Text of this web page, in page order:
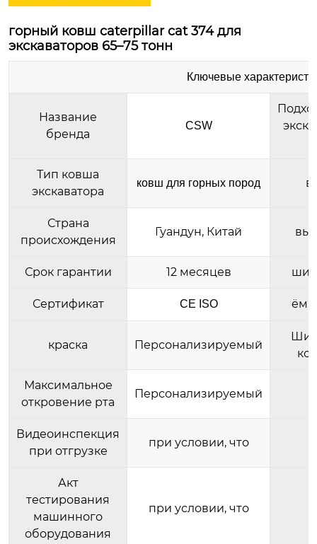
горный ковш caterpillar cat 374 для
экскаваторов 65–75 тонн
Ключевые
Название
бренда
CSW
Тип ковша
экскаватора
ковш для горных пород
Страна
происхождения
Гуандун, Китай
Срок гарантии 12 месяцев
Сертификат CE ISO
краска Персонализируемый
Максимальное
откровение рта
Персонализируемый
Видеоинспекция
при отгрузке
при условии, что
Акт
тестирования
машинного
оборудования
при условии, что